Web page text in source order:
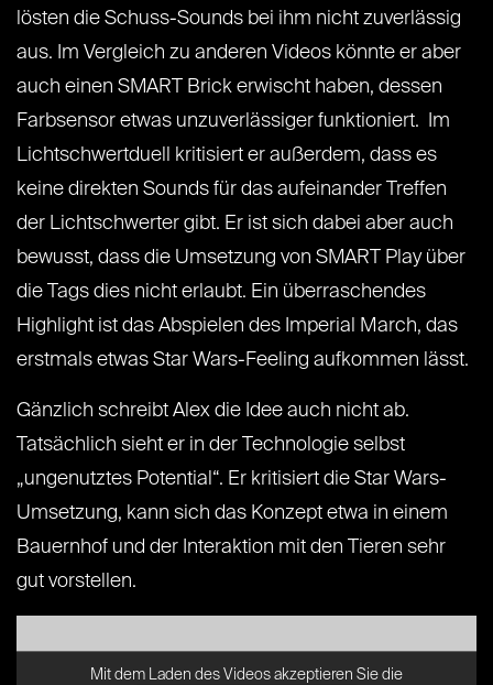
lösten die Schuss-Sounds bei ihm nicht zuverlässig
aus. Im Vergleich zu anderen Videos könnte er aber
auch einen SMART Brick erwischt haben, dessen
Farbsensor etwas unzuverlässiger funktioniert. Im
Lichtschwertduell kritisiert er außerdem, dass es
keine direkten Sounds für das aufeinander Treffen
der Lichtschwerter gibt. Er ist sich dabei aber auch
bewusst, dass die Umsetzung von SMART Play über
die Tags dies nicht erlaubt. Ein überraschendes
Highlight ist das Abspielen des Imperial March, das
erstmals etwas Star Wars-Feeling aufkommen lässt.
Gänzlich schreibt Alex die Idee auch nicht ab.
Tatsächlich sieht er in der Technologie selbst
„ungenutztes Potential“. Er kritisiert die Star Wars-
Umsetzung, kann sich das Konzept etwa in einem
Bauernhof und der Interaktion mit den Tieren sehr
gut vorstellen.
Mit dem Laden des Videos akzeptieren Sie die